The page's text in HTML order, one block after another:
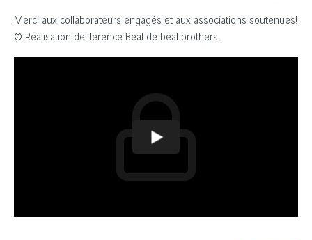
Merci aux collaborateurs engagés et aux associations soutenues!
© Réalisation de Terence Beal de beal brothers.